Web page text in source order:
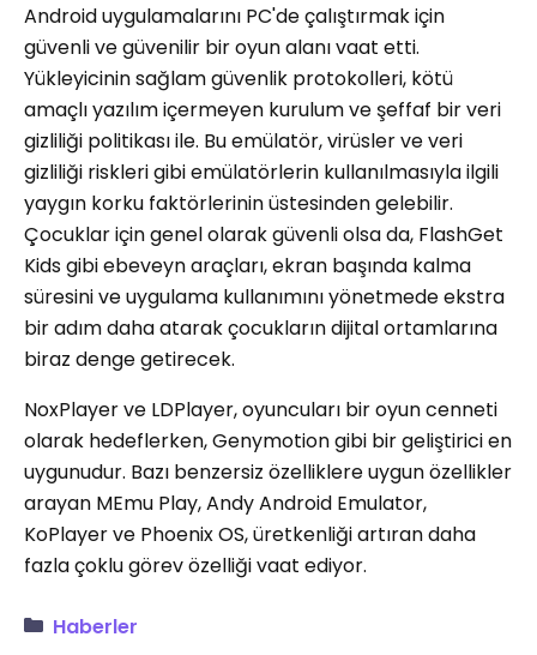
Android uygulamalarını PC'de çalıştırmak için
güvenli ve güvenilir bir oyun alanı vaat etti.
Yükleyicinin sağlam güvenlik protokolleri, kötü
amaçlı yazılım içermeyen kurulum ve şeffaf bir veri
gizliliği politikası ile. Bu emülatör, virüsler ve veri
gizliliği riskleri gibi emülatörlerin kullanılmasıyla ilgili
yaygın korku faktörlerinin üstesinden gelebilir.
Çocuklar için genel olarak güvenli olsa da, FlashGet
Kids gibi ebeveyn araçları, ekran başında kalma
süresini ve uygulama kullanımını yönetmede ekstra
bir adım daha atarak çocukların dijital ortamlarına
biraz denge getirecek.
NoxPlayer ve LDPlayer, oyuncuları bir oyun cenneti
olarak hedeflerken, Genymotion gibi bir geliştirici en
uygunudur. Bazı benzersiz özelliklere uygun özellikler
arayan MEmu Play, Andy Android Emulator,
KoPlayer ve Phoenix OS, üretkenliği artıran daha
fazla çoklu görev özelliği vaat ediyor.
Haberler